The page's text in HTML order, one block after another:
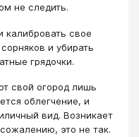
не следить.
калибровать свое
и убирать
грядочки.
свой огород лишь
облегчение, и
вид. Возникает
это не так.